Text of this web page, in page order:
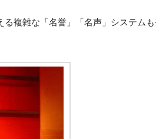
複雑な「名誉」「名声」システム